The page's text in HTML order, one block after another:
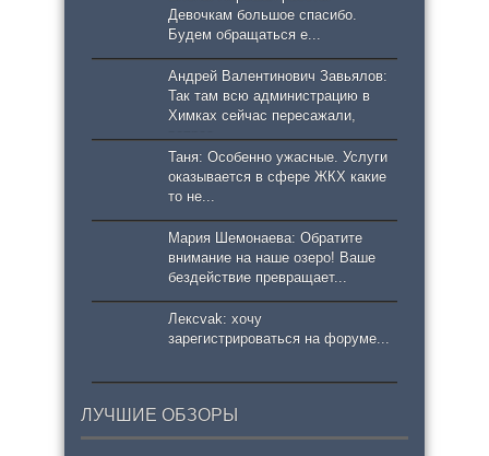
Девочкам большое спасибо.
Будем обращаться е...
Андрей Валентинович Завьялов:
Так там всю администрацию в
Химках сейчас пересажали,
вопрос...
Таня: Особенно ужасные. Услуги
оказывается в сфере ЖКХ какие
то не...
Мария Шемонаева: Обратите
внимание на наше озеро! Ваше
бездействие превращает...
Лексvak: хочу
зарегистрироваться на форуме...
ЛУЧШИЕ ОБЗОРЫ